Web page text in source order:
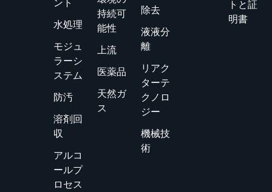
水処理
モジュ
ラーシ
ステム
防汚
溶剤回
収
アルコ
ールプ
ロセス
持続可
能性
上流
医薬品
天然ガ
ス
除去
液液分
離
リアク
ターテ
クノロ
ジー
機械技
術
トと証
明書